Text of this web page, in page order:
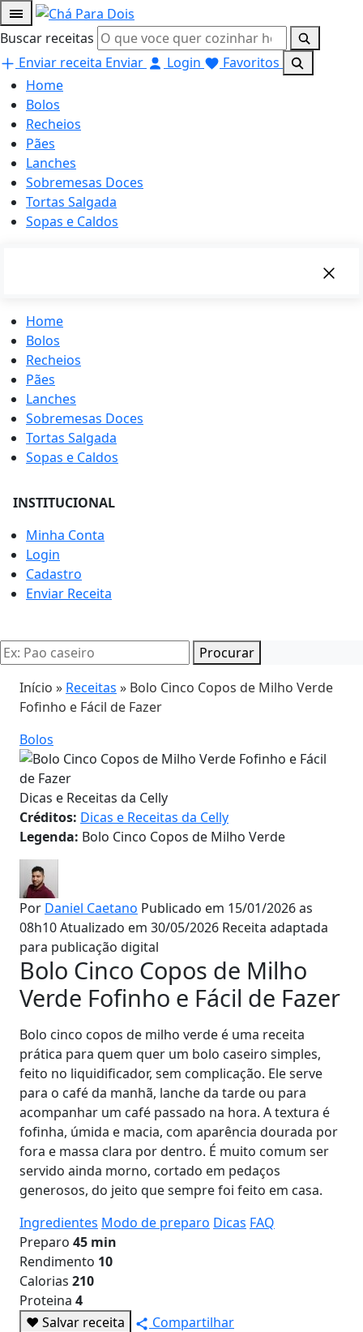
Buscar receitas
Enviar receita Enviar Login
Favoritos
Home
Bolos
Recheios
Pães
Lanches
Sobremesas Doces
Tortas Salgada
Sopas e Caldos
Home
Bolos
Recheios
Pães
Lanches
Sobremesas Doces
Tortas Salgada
Sopas e Caldos
INSTITUCIONAL
Minha Conta
Login
Cadastro
Enviar Receita
Procurar
Início » Receitas » Bolo Cinco Copos de Milho Verde
Fofinho e Fácil de Fazer
Bolos
Dicas e Receitas da Celly
Créditos: Dicas e Receitas da Celly
Legenda: Bolo Cinco Copos de Milho Verde
Por Daniel Caetano Publicado em 15/01/2026 as
08h10Atualizado em 30/05/2026 Receita adaptada
para publicação digital
Bolo Cinco Copos de Milho
Verde Fofinho e Fácil de Fazer
Bolo cinco copos de milho verde é uma receita
prática para quem quer um bolo caseiro simples,
feito no liquidificador, sem complicação. Ele serve
para o café da manhã, lanche da tarde ou para
acompanhar um café passado na hora. A textura é
fofinha, úmida e macia, com aparência dourada por
fora e massa clara por dentro. É muito comum ser
servido ainda morno, cortado em pedaços
generosos, do jeito que sempre foi feito em casa.
Ingredientes Modo de preparo Dicas FAQ
Preparo 45 min
Rendimento 10
Calorias 210
Proteina 4
♥ Salvar receita Compartilhar